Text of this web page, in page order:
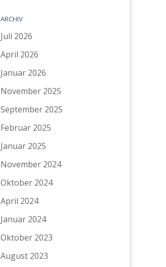
ARCHIV
Juli 2026
April 2026
Januar 2026
November 2025
September 2025
Februar 2025
Januar 2025
November 2024
Oktober 2024
April 2024
Januar 2024
Oktober 2023
August 2023